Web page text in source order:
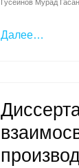
Гусейнов Мурад
Далее…